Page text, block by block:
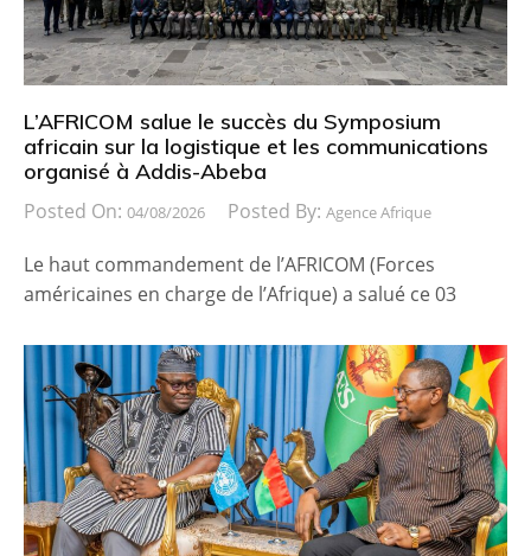
L’AFRICOM salue le succès du Symposium
africain sur la logistique et les communications
organisé à Addis-Abeba
Posted On: 04/08/2026 Posted By: Agence Afrique
Le haut commandement de l’AFRICOM (Forces
américaines en charge de l’Afrique) a salué ce 03